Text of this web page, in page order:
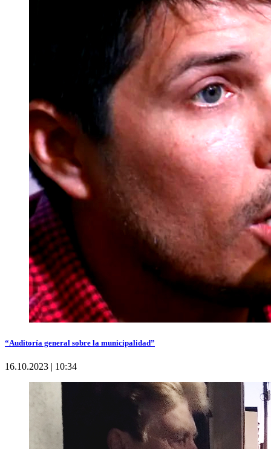
“Auditoría general sobre la municipalidad”
16.10.2023 | 10:34